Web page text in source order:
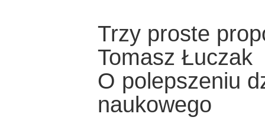
Trzy proste
Tomasz Łuczak
O polepszeniu
naukowego